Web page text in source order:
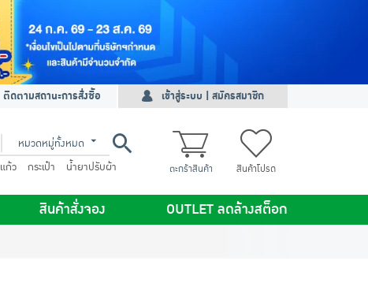
ติดตามสถานะการสั่งซื้อ เข้าสู่ระบบ | สมัครสมาชิก
หมวดหมู่ทั้งหมด
แก้ว กระเป๋า
น้ำยาปรับผ้า
ตะกร้าสินค้า สินค้าโปรด
สินค้าสั่งจอง OUTLET ลดล้างสต็อก